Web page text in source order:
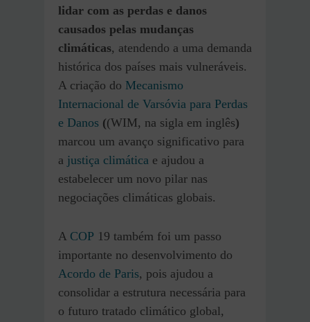
lidar com as perdas e danos
causados pelas mudanças
climáticas, atendendo a uma demanda
histórica dos países mais vulneráveis.
A criação do Mecanismo
Internacional de Varsóvia para Perdas
e Danos ((WIM, na sigla em inglês)
marcou um avanço significativo para
a justiça climática e ajudou a
estabelecer um novo pilar nas
negociações climáticas globais.
A COP 19 também foi um passo
importante no desenvolvimento do
Acordo de Paris, pois ajudou a
consolidar a estrutura necessária para
o futuro tratado climático global,